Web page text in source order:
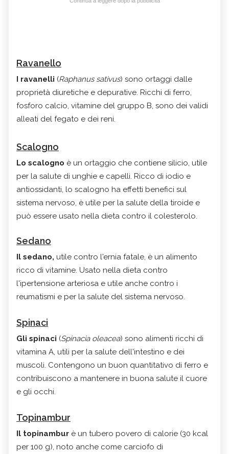
Ravanello
I ravanelli (Raphanus sativus) sono ortaggi dalle
proprietà diuretiche e depurative. Ricchi di ferro,
fosforo calcio, vitamine del gruppo B, sono dei validi
alleati del fegato e dei reni.
Scalogno
Lo scalogno è un ortaggio che contiene silicio, utile
per la salute di unghie e capelli. Ricco di iodio e
antiossidanti, lo scalogno ha effetti benefici sul
sistema nervoso, è utile per la salute della tiroide e
può essere usato nella dieta contro il colesterolo.
Sedano
Il sedano, utile contro l'ernia fatale, è un alimento
ricco di vitamine. Usato nella dieta contro
l'ipertensione arteriosa e utile anche contro i
reumatismi e per la salute del sistema nervoso.
Spinaci
Gli spinaci (Spinacia oleacea) sono alimenti ricchi di
vitamina A, utili per la salute dell'intestino e dei
muscoli. Contengono un buon quantitativo di ferro e
contribuiscono a mantenere in buona salute il cuore
e gli occhi.
Topinambur
Il topinambur è un tubero povero di calorie (30 kcal
per 100 g), noto anche come carciofo di